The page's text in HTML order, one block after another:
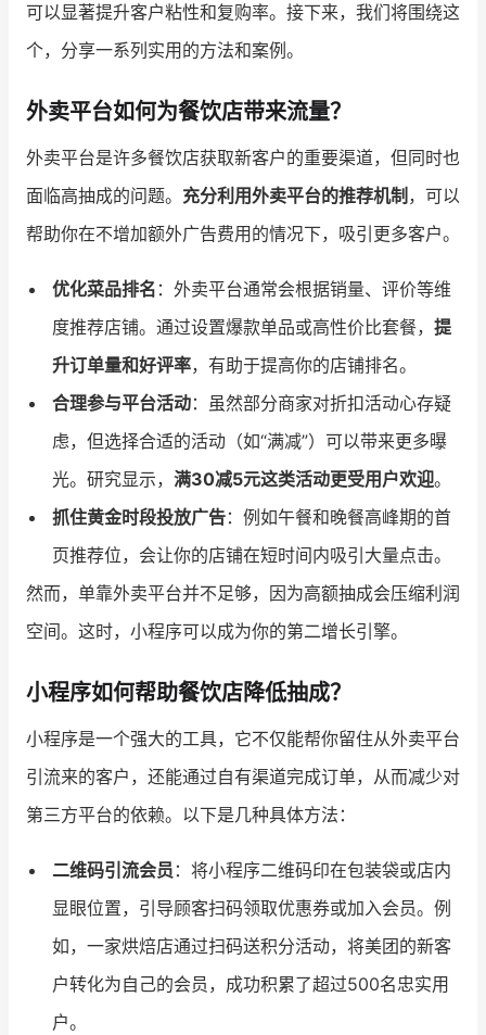
培训课程
商家社区 社群交流
合作共进
入驻有赞 认证代理商
认证服务商 设计服务商
可以显著提升客户粘性和复购率。接下来，我们将围绕这
个，分享一系列实用的方法和案例。
外卖平台如何为餐饮店带来流量？
外卖平台是许多餐饮店获取新客户的重要渠道，但同时也
面临高抽成的问题。 充分利用外卖平台的推荐机制 ，可以
帮助你在不增加额外广告费用的情况下，吸引更多客户。
优化菜品排名 ：外卖平台通常会根据销量、评价等维
度推荐店铺。通过设置爆款单品或高性价比套餐， 提
升订单量和好评率，有助于提高你的店铺排名。
合理参与平台活动：虽然部分商家对折扣活动心存疑
虑，但选择合适的活动（如“满减”）可以带来更多曝
光。研究显示， 满30减5元这类活动更受用户欢迎。
抓住黄金时段投放广告：例如午餐和晚餐高峰期的首
页推荐位，会让你的店铺在短时间内吸引大量点击。
然而，单靠外卖平台并不足够，因为高额抽成会压缩利润
空间。这时，小程序可以成为你的第二增长引擎。
小程序如何帮助餐饮店降低抽成？
小程序是一个强大的工具，它不仅能帮你留住从外卖平台
引流来的客户，还能通过自有渠道完成订单，从而减少对
第三方平台的依赖。以下是几种具体方法：
二维码引流会员 ：将小程序二维码印在包装袋或店内
显眼位置，引导顾客扫码领取优惠券或加入会员。例
如，一家烘焙店通过扫码送积分活动，将美团的新客
户转化为自己的会员，成功积累了超过500名忠实用
户。